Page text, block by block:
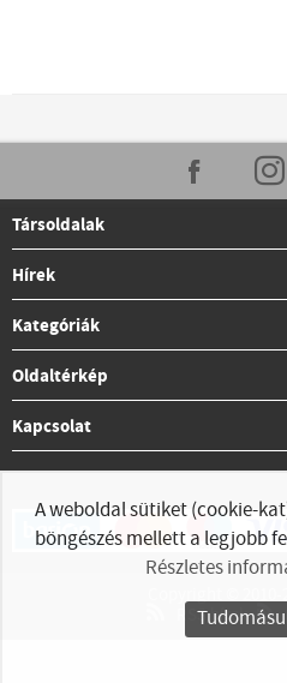
Társoldalak
Hírek
Kategóriák
Oldaltérkép
Kapcsolat
RSS hírek
A weboldal sütiket (cookie-
böngészés mellett a legjobb
Részletes